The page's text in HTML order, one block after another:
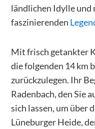
ländlichen Idylle und
faszinierenden
Mit frisch getankter
die folgenden 14 km
zurückzulegen. Ihr
Radenbach, den Sie
sich lassen, um über
Lüneburger Heide,